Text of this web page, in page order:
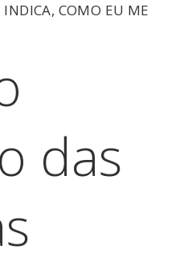
INDICA, COMO EU ME
das